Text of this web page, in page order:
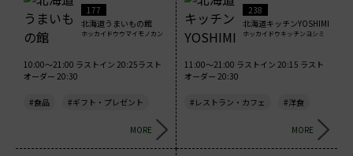
177
北海道うまいもの館
ホッカイドウウマイモノカン
10:00～21:00 ラストイン 20:25ラスト
オーダー 20:30
#食品 #ギフト・プレゼント
MORE
238
北海道キッチンYOSHIMI
ホッカイドウキッチンヨシミ
11:00～21:00 ラストイン 20:15 ラスト
オーダー 20:30
#レストラン・カフェ #洋食
MORE